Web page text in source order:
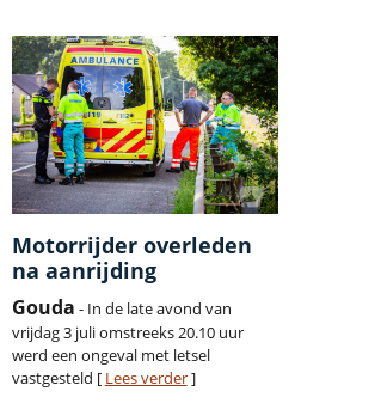
Motorrijder overleden
na aanrijding
Gouda - In de late avond van
vrijdag 3 juli omstreeks 20.10 uur
werd een ongeval met letsel
vastgesteld [ Lees verder]